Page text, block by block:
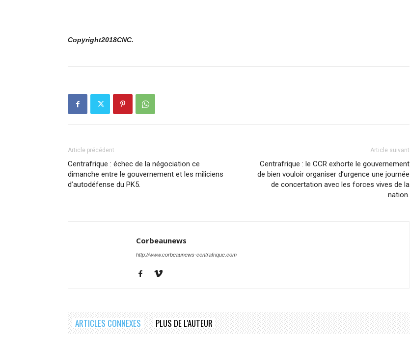
Copyright2018CNC.
Article précédent
Centrafrique : échec de la négociation ce
dimanche entre le gouvernement et les miliciens
d’autodéfense du PK5.
Article suivant
Centrafrique : le CCR exhorte le gouvernement
de bien vouloir organiser d’urgence une journée
de concertation avec les forces vives de la
nation.
Corbeaunews
http://www.corbeaunews-centrafrique.com
ARTICLES CONNEXES PLUS DE L'AUTEUR